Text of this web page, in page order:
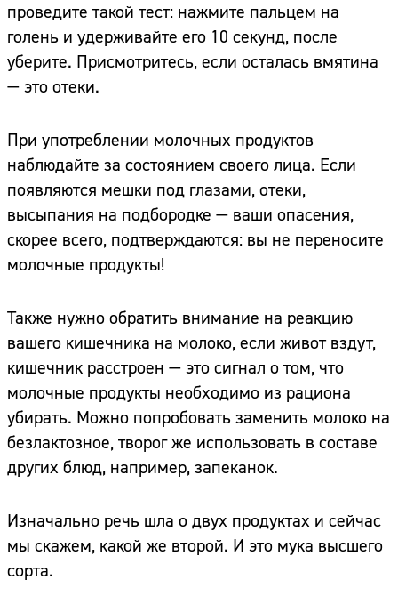
проведите такой тест: нажмите пальцем на
голень и удерживайте его 10 секунд, после
уберите. Присмотритесь, если осталась вмятина
— это отеки.
При употреблении молочных продуктов
наблюдайте за состоянием своего лица. Если
появляются мешки под глазами, отеки,
высыпания на подбородке — ваши опасения,
скорее всего, подтверждаются: вы не переносите
молочные продукты!
Также нужно обратить внимание на реакцию
вашего кишечника на молоко, если живот вздут,
кишечник расстроен — это сигнал о том, что
молочные продукты необходимо из рациона
убирать. Можно попробовать заменить молоко на
безлактозное, творог же использовать в составе
других блюд, например, запеканок.
Изначально речь шла о двух продуктах и сейчас
мы скажем, какой же второй. И это мука высшего
сорта.